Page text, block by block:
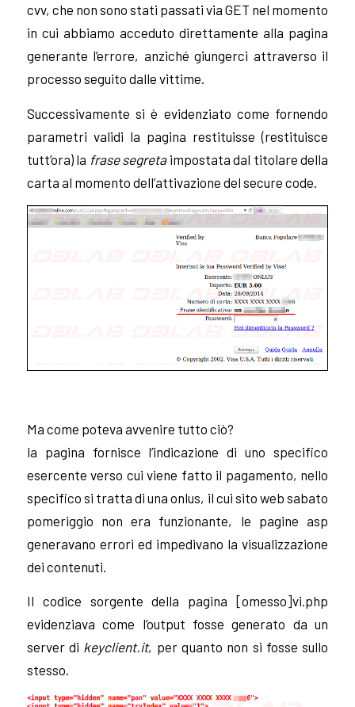
cvv, che non sono stati passati via GET nel momento
in cui abbiamo acceduto direttamente alla pagina
generante l’errore, anziché giungerci attraverso il
processo seguito dalle vittime.
Successivamente si è evidenziato come fornendo
parametri validi la pagina restituisse (restituisce
tutt’ora) la frase segretaimpostata dal titolare della
carta al momento dell’attivazione del secure code.
Ma come poteva avvenire tutto ciò?
la pagina fornisce l’indicazione di uno specifico
esercente verso cui viene fatto il pagamento, nello
specifico si tratta di una onlus, il cui sito web sabato
pomeriggio non era funzionante, le pagine asp
generavano errori ed impedivano la visualizzazione
dei contenuti.
Il codice sorgente della pagina [omesso]vi.php
evidenziava come l’output fosse generato da un
server di keyclient.it, per quanto non si fosse sullo
stesso.